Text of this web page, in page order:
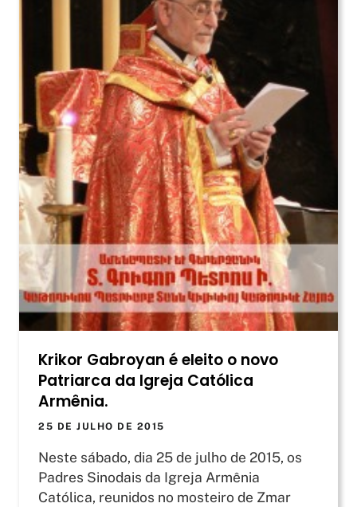
Krikor Gabroyan é eleito o novo
Patriarca da Igreja Católica
Armênia.
25 DE JULHO DE 2015
Neste sábado, dia 25 de julho de 2015, os
Padres Sinodais da Igreja Armênia
Católica, reunidos no mosteiro de Zmar